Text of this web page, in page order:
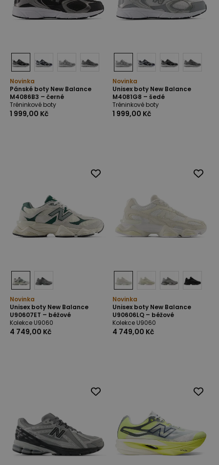
Novinka
Pánské boty New Balance
M4086B3 – černé
Tréninkové boty
1 999,00 Kč
Novinka
Unisex boty New Balance
M4081G8 – šedé
Tréninkové boty
1 999,00 Kč
Novinka
Unisex boty New Balance
U90607ET – béžové
Kolekce U9060
4 749,00 Kč
Novinka
Unisex boty New Balance
U90606LQ – béžové
Kolekce U9060
4 749,00 Kč